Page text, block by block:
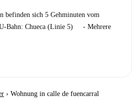
befinden sich 5 Gehminuten vom
Bahn: Chueca (Linie 5) - Mehrere
› Wohnung in calle de fuencarral